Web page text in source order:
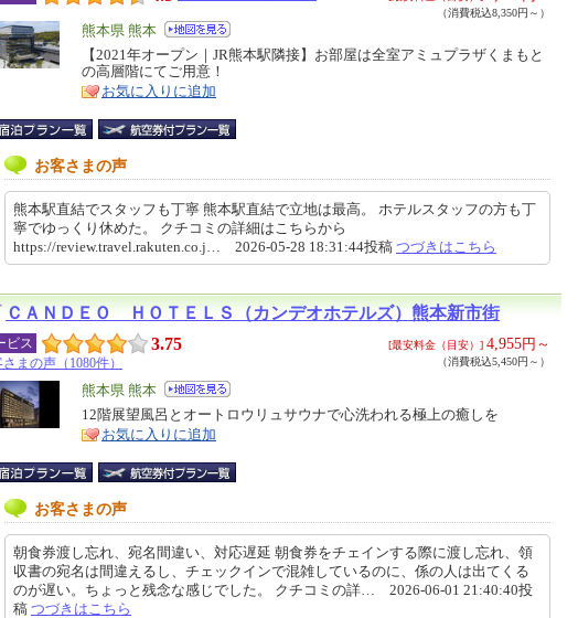
（消費税込8,350円～）
エ
リ
ア
熊本県 熊本
特
徴
【2021年オープン｜JR熊本駅隣接】お部屋は全室アミュプラザくまもと
の高層階にてご用意！
お気に入りに追加
お客さまの声
熊本駅直結でスタッフも丁寧 熊本駅直結で立地は最高。 ホテルスタッフの方も丁
寧でゆっくり休めた。 クチコミの詳細はこちらから
https://review.travel.rakuten.co.j… 2026-05-28 18:31:44投稿 つづきはこちら
ＣＡＮＤＥＯ ＨＯＴＥＬＳ（カンデオホテルズ）熊本新市街
ビス 3.75
まの声（1080件）
[最安料金（目安）] 4,955円～
（消費税込5,450円～）
エ
リ
ア
熊本県 熊本
特
徴
12階展望風呂とオートロウリュサウナで心洗われる極上の癒しを
お気に入りに追加
お客さまの声
朝食券渡し忘れ、宛名間違い、対応遅延 朝食券をチェインする際に渡し忘れ、領
収書の宛名は間違えるし、チェックインで混雑しているのに、係の人は出てくる
のが遅い。ちょっと残念な感じでした。 クチコミの詳… 2026-06-01 21:40:40投
稿 つづきはこちら